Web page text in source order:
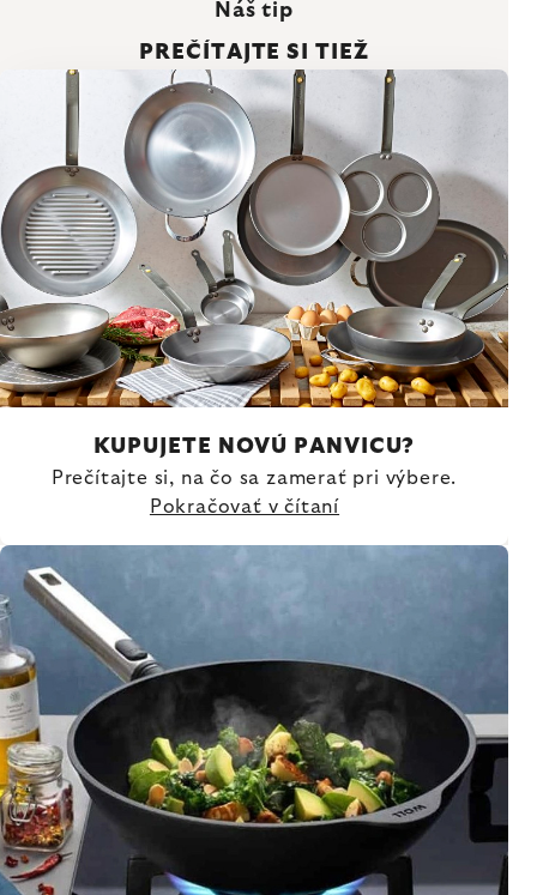
Náš tip
PREČÍTAJTE SI TIEŽ
KUPUJETE NOVÚ PANVICU?
Prečítajte si, na čo sa zamerať pri výbere.
Pokračovať v čítaní